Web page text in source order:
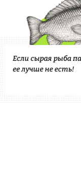
Если сырая рыба
ее лучше не есть!